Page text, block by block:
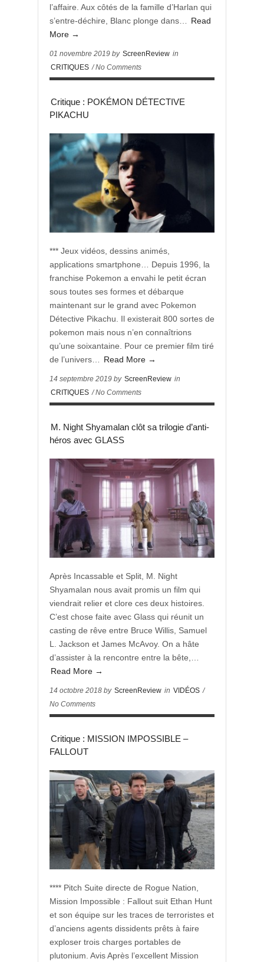
l’affaire. Aux côtés de la famille d’Harlan qui
s’entre-déchire, Blanc plonge dans…
Read
More →
01 novembre 2019 by ScreenReview in
CRITIQUES / No Comments
Critique : POKÉMON DÉTECTIVE
PIKACHU
*** Jeux vidéos, dessins animés,
applications smartphone… Depuis 1996, la
franchise Pokemon a envahi le petit écran
sous toutes ses formes et débarque
maintenant sur le grand avec Pokemon
Détective Pikachu. Il existerait 800 sortes de
pokemon mais nous n’en connaîtrions
qu’une soixantaine. Pour ce premier film tiré
de l’univers…
Read More →
14 septembre 2019 by ScreenReview in
CRITIQUES / No Comments
M. Night Shyamalan clôt sa trilogie d’anti-
héros avec GLASS
Après Incassable et Split, M. Night
Shyamalan nous avait promis un film qui
viendrait relier et clore ces deux histoires.
C’est chose faite avec Glass qui réunit un
casting de rêve entre Bruce Willis, Samuel
L. Jackson et James McAvoy. On a hâte
d’assister à la rencontre entre la bête,…
Read More →
14 octobre 2018 by ScreenReview in VIDÉOS /
No Comments
Critique : MISSION IMPOSSIBLE –
FALLOUT
**** Pitch Suite directe de Rogue Nation,
Mission Impossible : Fallout suit Ethan Hunt
et son équipe sur les traces de terroristes et
d’anciens agents dissidents prêts à faire
exploser trois charges portables de
plutonium. Avis Après l’excellent Mission